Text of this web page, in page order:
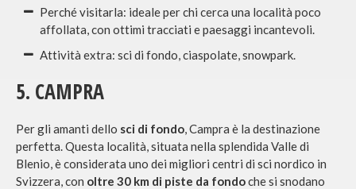
Perché visitarla: ideale per chi cerca una località poco
affollata, con ottimi tracciati e paesaggi incantevoli.
Attività extra: sci di fondo, ciaspolate, snowpark.
5. CAMPRA
Per gli amanti dello sci di fondo, Campra è la destinazione
perfetta. Questa località, situata nella splendida Valle di
Blenio, è considerata uno dei migliori centri di sci nordico in
Svizzera, con oltre 30 km di piste da fondoche si snodano